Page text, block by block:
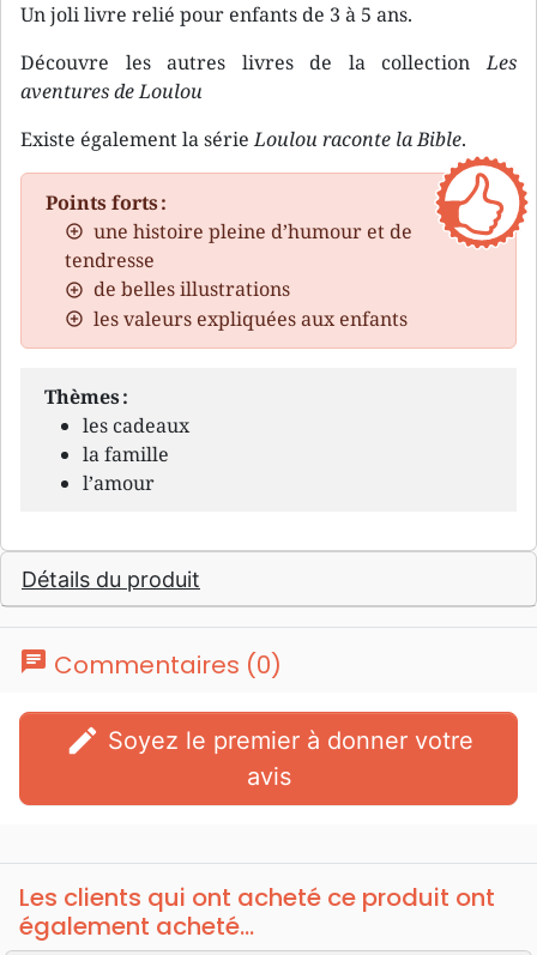
Un joli livre relié pour enfants de 3 à 5 ans.
Découvre les autres livres de la collectionLes
aventures de Loulou
Existe également la sérieLoulou raconte la Bible.
Points forts :
une histoire pleine d’humour et de
tendresse
de belles illustrations
les valeurs expliquées aux enfants
Thèmes :
les cadeaux
la famille
l’amour
Détails du produit
chat Commentaires (0)
edit
avis
Les clients qui ont acheté ce produit ont
également acheté...